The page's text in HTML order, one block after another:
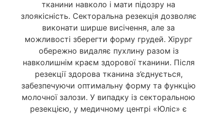
тканини навколо і мати підозру на
злоякісність. Секторальна резекція дозволяє
виконати ширше висічення, але за
можливості зберегти форму грудей. Хірург
обережно видаляє пухлину разом із
навколишнім краєм здорової тканини. Після
резекції здорова тканина з’єднується,
забезпечуючи оптимальну форму та функцію
молочної залози. У випадку із секторальною
резекцією, у медичному центрі «Юліс» є